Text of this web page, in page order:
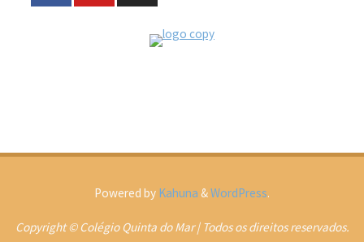
Powered by Kahuna &WordPress.
Copyright © Colégio Quinta do Mar | Todos os direitos reservados.